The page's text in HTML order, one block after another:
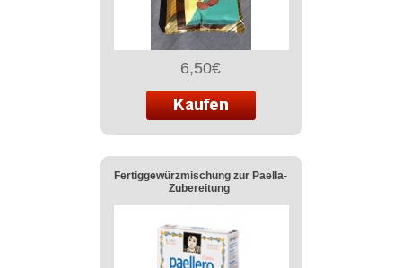
6,50€
Fertiggewürzmischung zur Paella-
Zubereitung